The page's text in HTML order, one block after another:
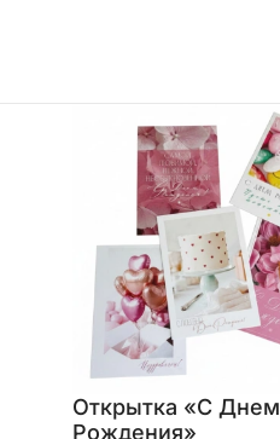
Открытка «С Днем
Рождения»